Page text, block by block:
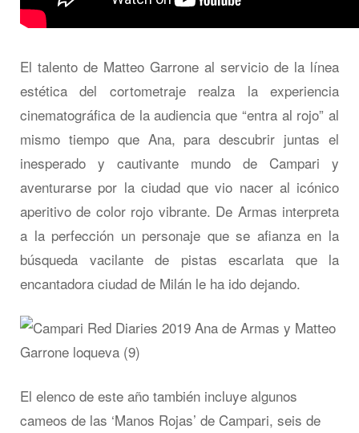
El talento de Matteo Garrone al servicio de la línea
estética del cortometraje realza la experiencia
cinematográfica de la audiencia que “entra al rojo” al
mismo tiempo que Ana, para descubrir juntas el
inesperado y cautivante mundo de Campari y
aventurarse por la ciudad que vio nacer al icónico
aperitivo de color rojo vibrante. De Armas interpreta
a la perfección un personaje que se afianza en la
búsqueda vacilante de pistas escarlata que la
encantadora ciudad de Milán le ha ido dejando.
El elenco de este año también incluye algunos
cameos de las ‘Manos Rojas’ de Campari, seis de